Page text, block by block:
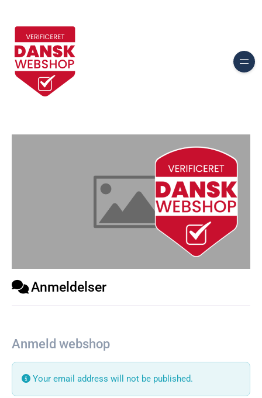
Anmeldelser
Anmeld webshop
Your email address will not be published.